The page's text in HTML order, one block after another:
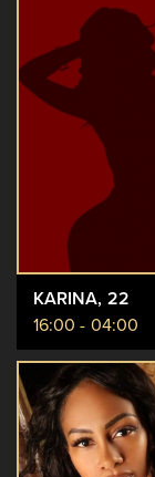
KARINA, 22
16:00 - 04:00